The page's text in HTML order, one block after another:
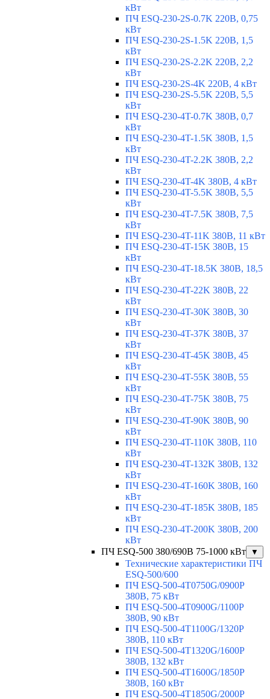
кВт
ПЧ ESQ-230-2S-0.7K 220В, 0,75
кВт
ПЧ ESQ-230-2S-1.5K 220В, 1,5
кВт
ПЧ ESQ-230-2S-2.2K 220В, 2,2
кВт
ПЧ ESQ-230-2S-4K 220В, 4 кВт
ПЧ ESQ-230-2S-5.5K 220В, 5,5
кВт
ПЧ ESQ-230-4T-0.7K 380В, 0,7
кВт
ПЧ ESQ-230-4T-1.5K 380В, 1,5
кВт
ПЧ ESQ-230-4T-2.2K 380В, 2,2
кВт
ПЧ ESQ-230-4T-4K 380В, 4 кВт
ПЧ ESQ-230-4T-5.5K 380В, 5,5
кВт
ПЧ ESQ-230-4T-7.5K 380В, 7,5
кВт
ПЧ ESQ-230-4T-11K 380В, 11 кВт
ПЧ ESQ-230-4T-15K 380В, 15
кВт
ПЧ ESQ-230-4T-18.5K 380В, 18,5
кВт
ПЧ ESQ-230-4T-22K 380В, 22
кВт
ПЧ ESQ-230-4T-30K 380В, 30
кВт
ПЧ ESQ-230-4T-37K 380В, 37
кВт
ПЧ ESQ-230-4T-45K 380В, 45
кВт
ПЧ ESQ-230-4T-55K 380В, 55
кВт
ПЧ ESQ-230-4T-75K 380В, 75
кВт
ПЧ ESQ-230-4T-90K 380В, 90
кВт
ПЧ ESQ-230-4T-110K 380В, 110
кВт
ПЧ ESQ-230-4T-132K 380В, 132
кВт
ПЧ ESQ-230-4T-160K 380В, 160
кВт
ПЧ ESQ-230-4T-185K 380В, 185
кВт
ПЧ ESQ-230-4T-200K 380В, 200
кВт
ПЧ ESQ-500 380/690В 75-1000 кВт
▼
Технические характеристики ПЧ
ESQ-500/600
ПЧ ESQ-500-4T0750G/0900P
380В, 75 кВт
ПЧ ESQ-500-4T0900G/1100P
380В, 90 кВт
ПЧ ESQ-500-4T1100G/1320P
380В, 110 кВт
ПЧ ESQ-500-4T1320G/1600P
380В, 132 кВт
ПЧ ESQ-500-4T1600G/1850P
380В, 160 кВт
ПЧ ESQ-500-4T1850G/2000P